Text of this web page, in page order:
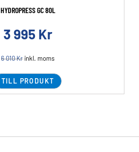
HYDROPRESS GC 80L
3 995 Kr
6 010Kr inkl. moms
TILL PRODUKT